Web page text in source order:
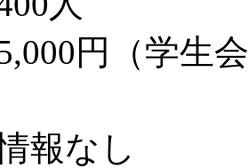
円（学生
し